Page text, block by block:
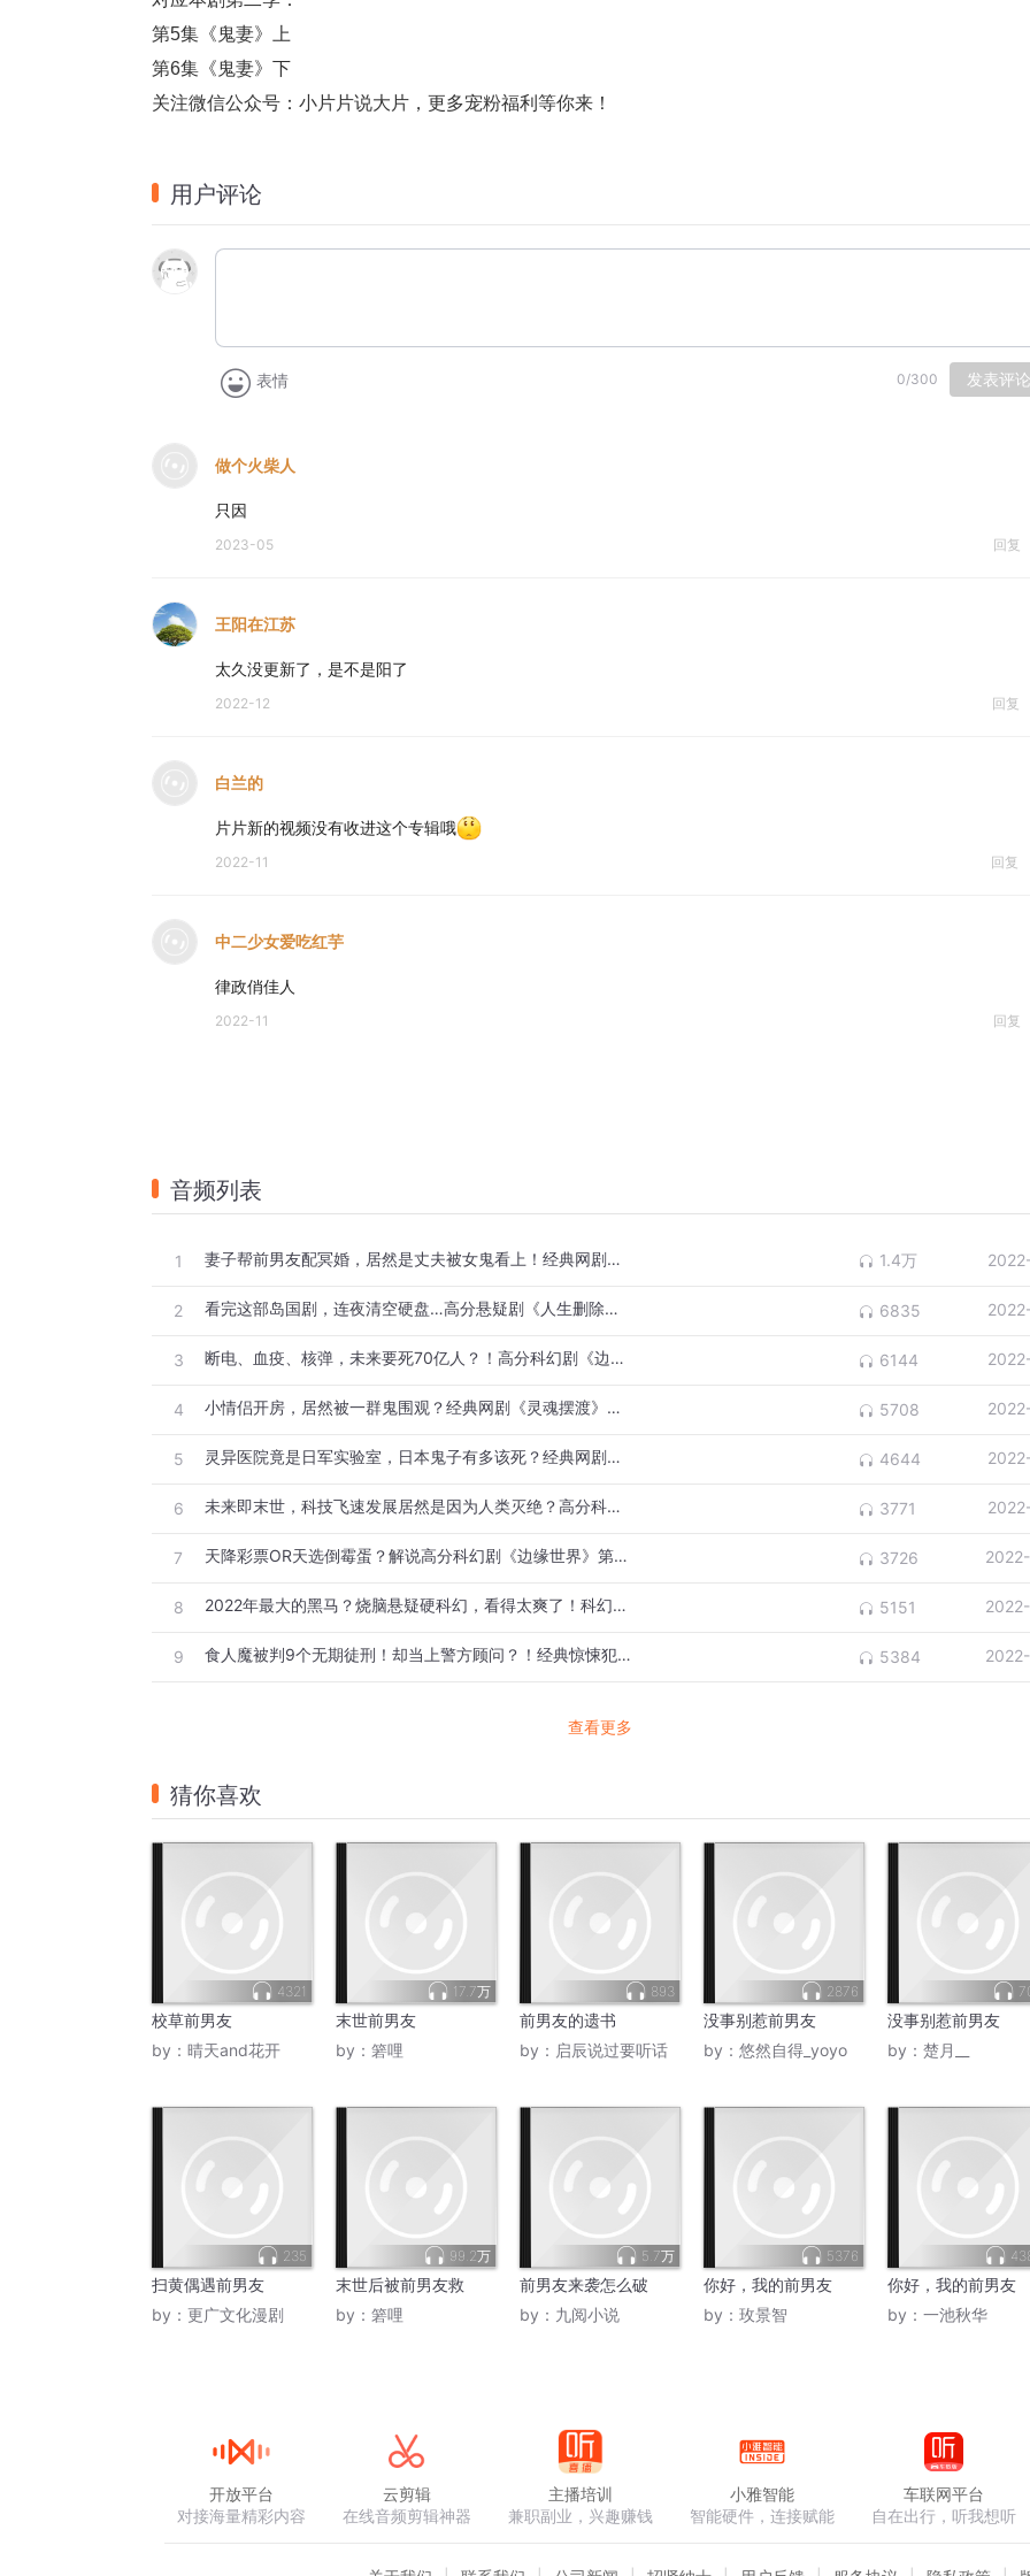
第5集《鬼妻》上
第6集《鬼妻》下
关注微信公众号：小片片说大片，更多宠粉福利等你来！
用户评论
表情 0/300 发表评论
做个火柴人
只因
2023-05 回复
王阳在江苏
太久没更新了，是不是阳了
2022-12 回复
白兰的
片片新的视频没有收进这个专辑哦
2022-11 回复
中二少女爱吃红芋
律政俏佳人
2022-11 回复
音频列表
1 妻子帮前男友配冥婚，居然是丈夫被女鬼看上！经典网剧《灵魂摆渡》第十三回 1.4万
2 看完这部岛国剧，连夜清空硬盘…高分悬疑剧《人生删除事务所》 6835
3 断电、血疫、核弹，未来要死70亿人？！高分科幻剧《边缘世界》第四集 6144
4 小情侣开房，居然被一群鬼围观？经典网剧《灵魂摆渡》第十二回 5708
5 灵异医院竟是日军实验室，日本鬼子有多该死？经典网剧《灵魂摆渡》第十一回 4644
6 未来即末世，科技飞速发展居然是因为人类灭绝？高分科幻剧《边缘世界》第三集 3771
7 天降彩票OR天选倒霉蛋？解说高分科幻剧《边缘世界》第二集 3726
8 2022年最大的黑马？烧脑悬疑硬科幻，看得太爽了！科幻悬疑剧《边缘世界》 5151
9 食人魔被判9个无期徒刑！却当上警方顾问？！经典惊悚犯罪片《红龙》 5384
查看更多
猜你喜欢
4321
校草前男友
by： 晴天and花开
17.7万
末世前男友
by： 箬哩
893
前男友的遗书
by： 启辰说过要听话
2876
没事别惹前男友
by： 悠然自得_yoyo
没事别惹前男友
by： 楚月__
235
扫黄偶遇前男友
by： 更广文化漫剧
99.2万
末世后被前男友救
by： 箬哩
5.7万
前男友来袭怎么破
by： 九阅小说
5376
你好，我的前男友
by： 玫景智
你好，我的前男友
by： 一池秋华
开放平台
对接海量精彩内容
云剪辑
在线音频剪辑神器
主播培训
兼职副业，兴趣赚钱
小雅智能
智能硬件，连接赋能
车联网平台
自在出行，听我想听